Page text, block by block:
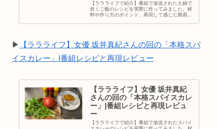
【ララライフで紹介】番組で放送された土鍋で
炊くご飯のレシピを実際に作ってみました。材
料や作り方のポイント、再現して感じた難易度
▶
【ララライフ】女優 坂井真紀さんの回の「本格スパ
イスカレー」|番組レシピと再現レビュー
【ララライフ】女優 坂井真紀
さんの回の「本格スパイスカレ
ー」|番組レシピと再現レビュ
ー
【ララライフで紹介】番組で放送されたスパイ